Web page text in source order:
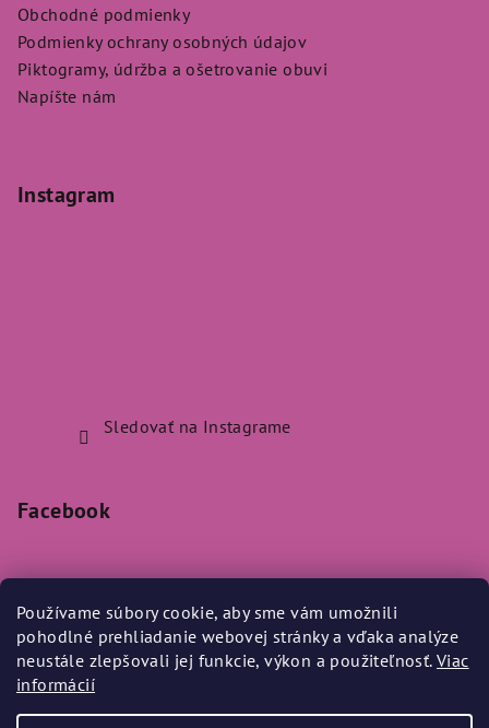
Používame súbory cookie, aby sme vám umožnili
pohodlné prehliadanie webovej stránky a vďaka analýze
neustále zlepšovali jej funkcie, výkon a použiteľnosť. Viac
informácií
Obchodné podmienky
Podmienky ochrany osobných údajov
Piktogramy, údržba a ošetrovanie obuvi
Napíšte nám
Instagram
Sledovať na Instagrame
Facebook
Prijímame online platby